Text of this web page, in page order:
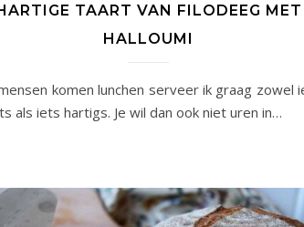
TAART VAN FILODEEG MET
HALLOUMI
komen lunchen serveer ik graag zowel
als iets hartigs. Je wil dan ook niet uren in…